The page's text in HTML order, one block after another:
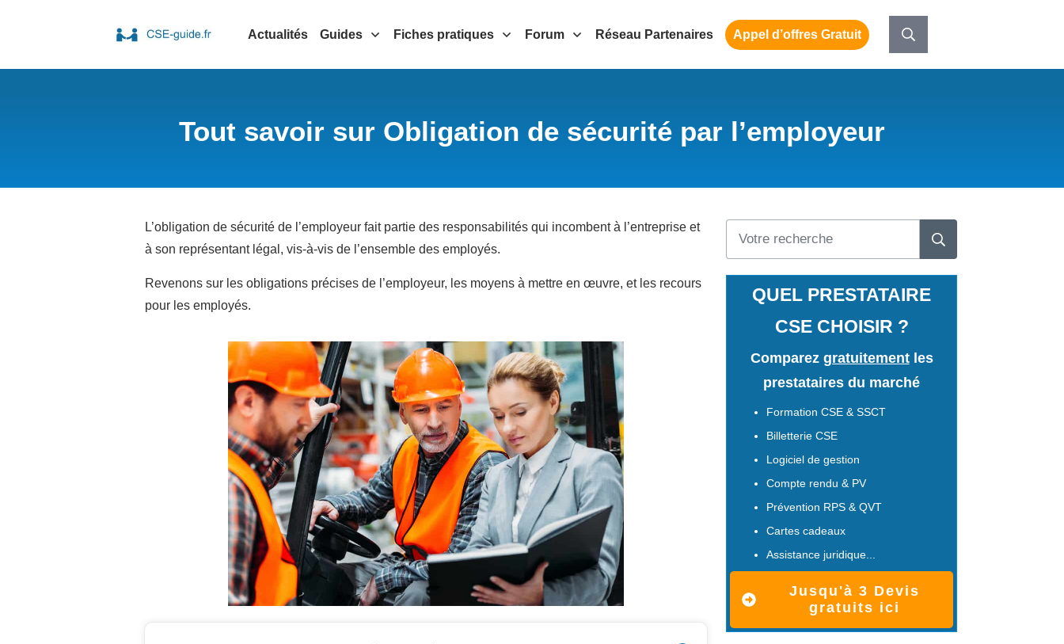
Actualités Guides Fiches pratiques Forum Réseau Partenaires Appel d’offres Gratuit
Tout savoir sur Obligation de sécurité par l’employeur
L’obligation de sécurité de l’employeur fait partie des responsabilités qui incombent à l’entreprise et
à son représentant légal, vis-à-vis de l’ensemble des employés.
Revenons sur les obligations précises de l’employeur, les moyens à mettre en œuvre, et les recours
pour les employés.
QUEL PRESTATAIRE
CSE CHOISIR ?
Comparez gratuitementles
prestataires du marché
Formation CSE & SSCT
Billetterie CSE
Logiciel de gestion
Compte rendu & PV
Prévention RPS & QVT
Cartes cadeaux
Assistance juridique...
Jusqu'à 3 Devis
gratuits ici